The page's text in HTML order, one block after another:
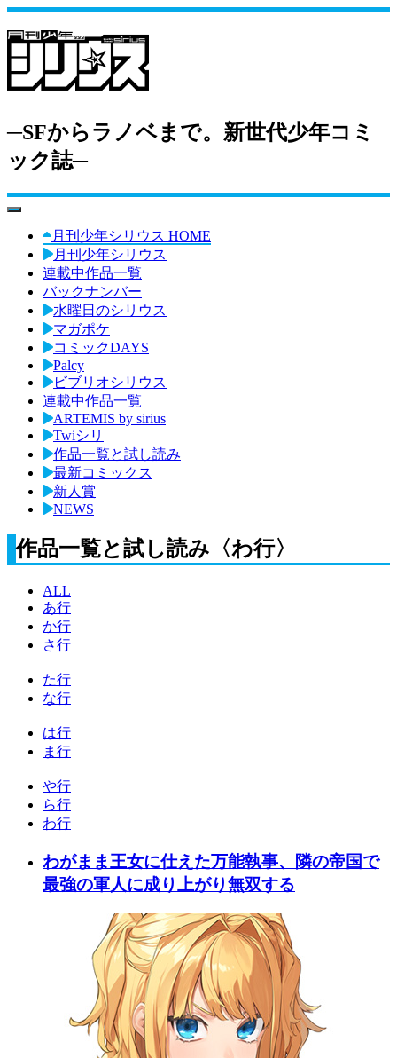
─SFからラノベまで。新世代少年コミ
ック誌─
toggle navigation
月刊少年シリウス HOME
月刊少年シリウス
連載中作品一覧
バックナンバー
水曜日のシリウス
マガポケ
コミックDAYS
Palcy
ビブリオシリウス
連載中作品一覧
ARTEMIS by sirius
Twiシリ
作品一覧と試し読み
最新コミックス
新人賞
NEWS
作品一覧と試し読み〈わ行〉
ALL
あ行
か行
さ行
た行
な行
は行
ま行
や行
ら行
わ行
わがまま王女に仕えた万能執事、隣の帝国で
最強の軍人に成り上がり無双する